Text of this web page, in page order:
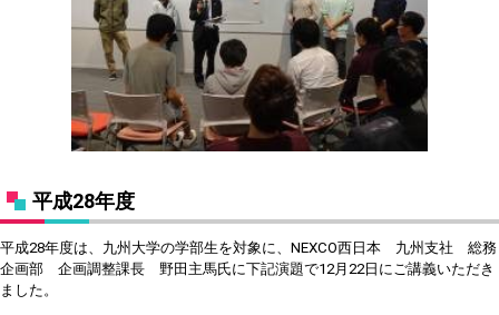
平成28年度
平成28年度は、 九州大学の学部生を対象に、 NEXCO西日本 九州支社 総務
企画部 企画調整課長 野田主馬氏に下記演題で12月 22日にご講義いただき
ました。